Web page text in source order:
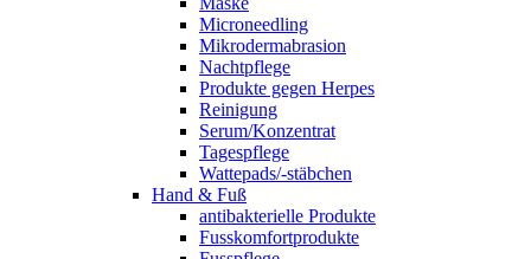
Microneedling
Mikrodermabrasion
Nachtpflege
Produkte gegen Herpes
Reinigung
Serum/Konzentrat
Tagespflege
Wattepads/-stäbchen
Hand & Fuß
antibakterielle Produkte
Fusskomfortprodukte